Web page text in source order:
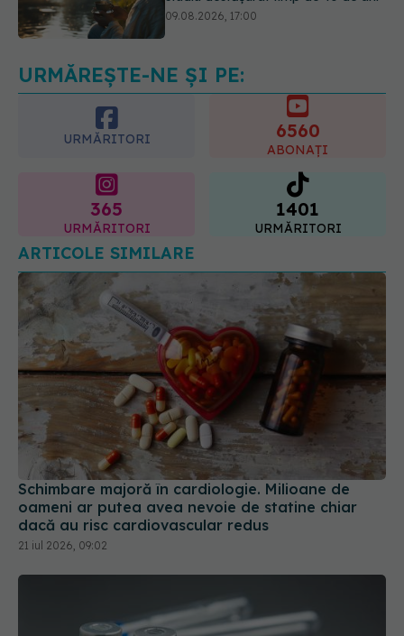
AI pot influența prescrierea
URMĂREȘTE-NE ȘI PE:
URMĂRITORI 6560
ABONAȚI
365
URMĂRITORI
1401
URMĂRITORI
ARTICOLE SIMILARE
Schimbare majoră în cardiologie. Milioane de
oameni ar putea avea nevoie de statine chiar
dacă au risc cardiovascular redus
21 iul 2026, 09:02